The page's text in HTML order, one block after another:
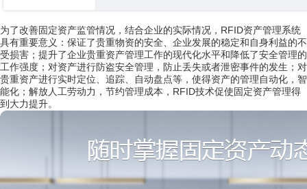
为了改善固定资产监管情况，结合企业的实际情况，RFID资产管理系统
具有重要意义：保证了贵重物资的安全、企业发展的稳定和自身利益的不
受损害；提升了企业贵重资产管理工作的现代化水平和降低了安全管理的
工作强度；对资产进行防盗安全管理，防止丢失或者泄密事件的发生；对
贵重资产进行实时定位、追踪、自动盘点等，使得资产的管理自动化，智
能化；解放人工劳动力，节约管理成本，RFID技术促使固定资产管理得
到大力提升。